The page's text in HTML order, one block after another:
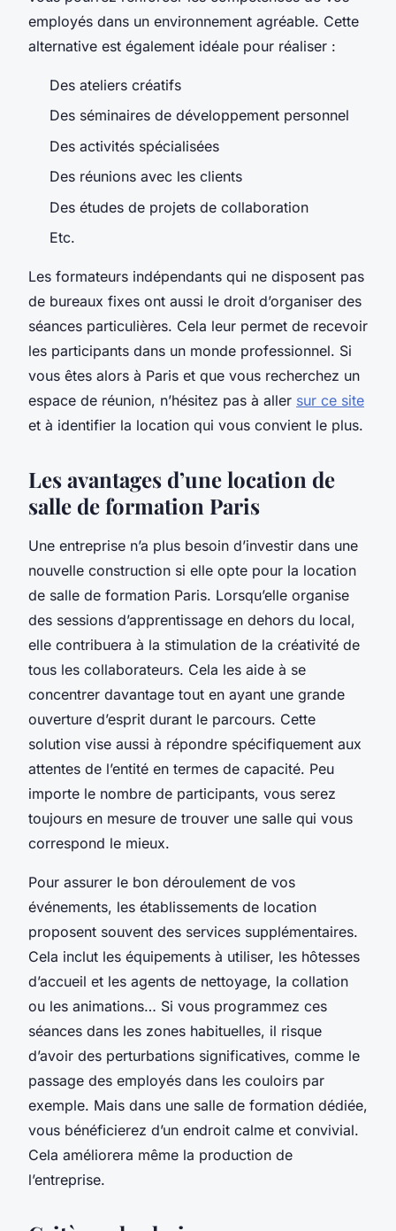
employés dans un environnement agréable. Cette
alternative est également idéale pour réaliser :
Des ateliers créatifs
Des séminaires de développement personnel
Des activités spécialisées
Des réunions avec les clients
Des études de projets de collaboration
Etc.
Les formateurs indépendants qui ne disposent pas
de bureaux fixes ont aussi le droit d’organiser des
séances particulières. Cela leur permet de recevoir
les participants dans un monde professionnel. Si
vous êtes alors à Paris et que vous recherchez un
espace de réunion, n’hésitez pas à aller sur ce site
et à identifier la location qui vous convient le plus.
Les avantages d’une location de
salle de formation Paris
Une entreprise n’a plus besoin d’investir dans une
nouvelle construction si elle opte pour la location
de salle de formation Paris. Lorsqu’elle organise
des sessions d’apprentissage en dehors du local,
elle contribuera à la stimulation de la créativité de
tous les collaborateurs. Cela les aide à se
concentrer davantage tout en ayant une grande
ouverture d’esprit durant le parcours. Cette
solution vise aussi à répondre spécifiquement aux
attentes de l’entité en termes de capacité. Peu
importe le nombre de participants, vous serez
toujours en mesure de trouver une salle qui vous
correspond le mieux.
Pour assurer le bon déroulement de vos
événements, les établissements de location
proposent souvent des services supplémentaires.
Cela inclut les équipements à utiliser, les hôtesses
d’accueil et les agents de nettoyage, la collation
ou les animations… Si vous programmez ces
séances dans les zones habituelles, il risque
d’avoir des perturbations significatives, comme le
passage des employés dans les couloirs par
exemple. Mais dans une salle de formation dédiée,
vous bénéficierez d’un endroit calme et convivial.
Cela améliorera même la production de
l’entreprise.